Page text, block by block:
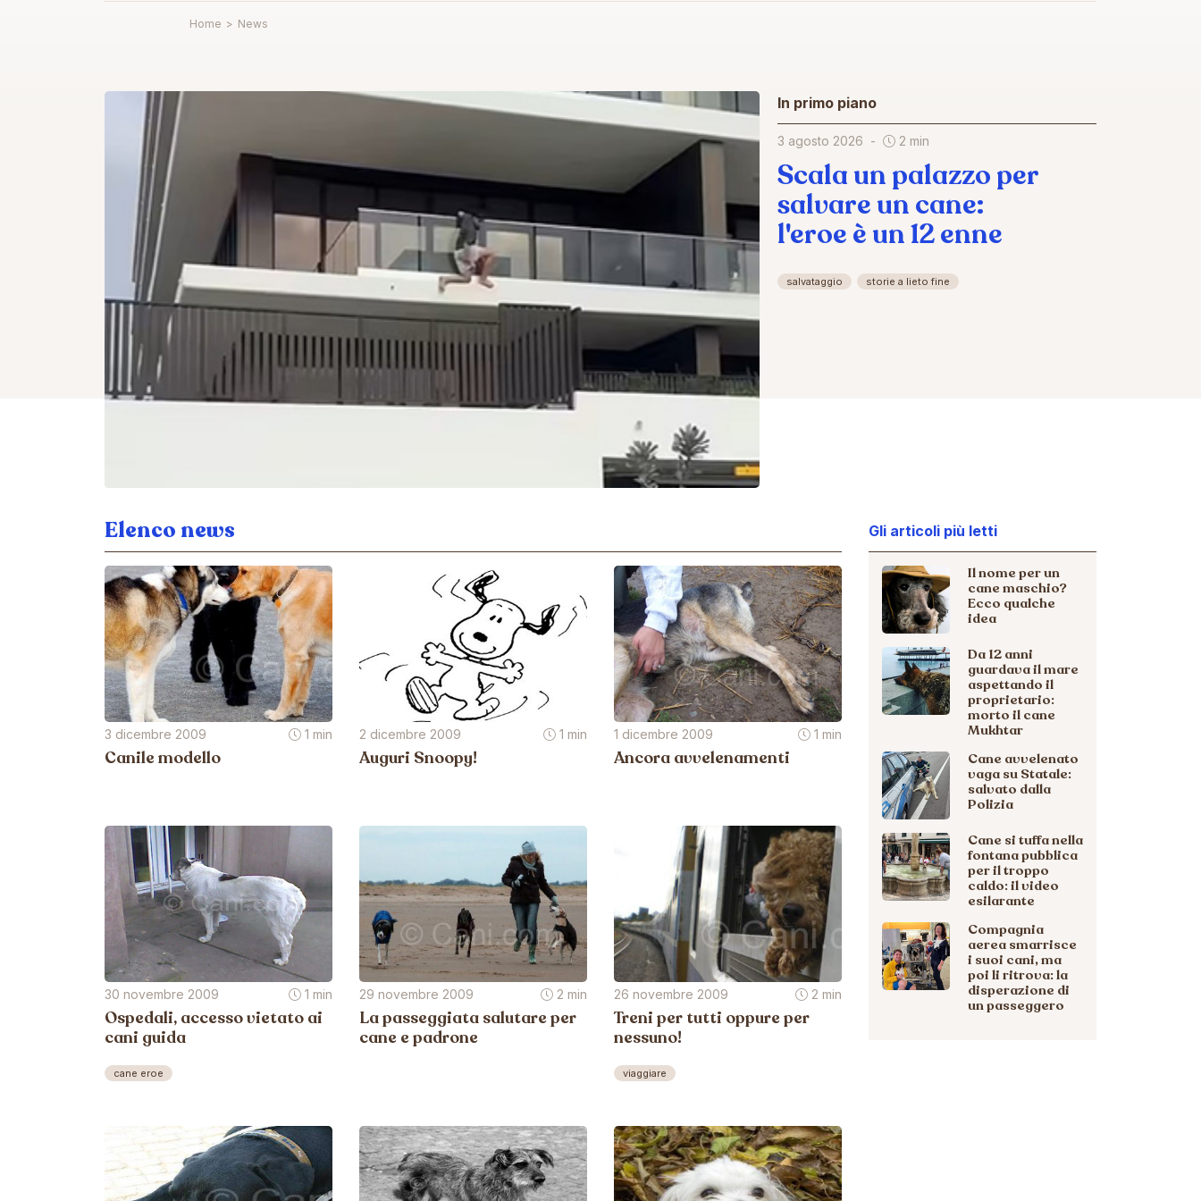
Home > News
In primo piano
3 agosto 2026 2 min
Scala un palazzo per
salvare un cane:
l'eroe è un 12 enne
salvataggio storie a lieto fine
Elenco news
3 dicembre 2009 1 min
Canile modello
2 dicembre 2009 1 min
Auguri Snoopy!
1 dicembre 2009 1 min
Ancora avvelenamenti
30 novembre 2009 1 min
Ospedali, accesso vietato ai
cani guida
cane eroe
29 novembre 2009 2 min
La passeggiata salutare per
cane e padrone
26 novembre 2009 2 min
Treni per tutti oppure per
nessuno!
viaggiare
Gli articoli più letti
Il nome per un
cane maschio?
Ecco qualche
idea
Da 12 anni
guardava il mare
aspettando il
proprietario:
morto il cane
Mukhtar
Cane avvelenato
vaga su Statale:
salvato dalla
Polizia
Cane si tuffa nella
fontana pubblica
per il troppo
caldo: il video
esilarante
Compagnia
aerea smarrisce
i suoi cani, ma
poi li ritrova: la
disperazione di
un passeggero